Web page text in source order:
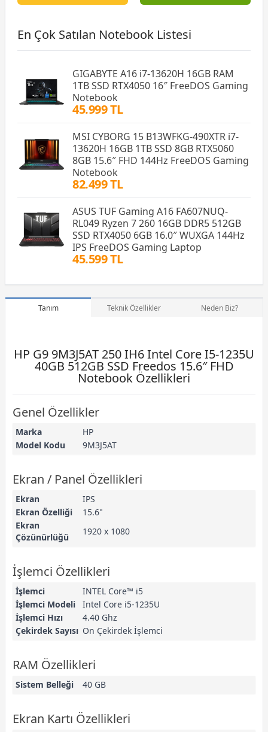
En Çok Satılan Notebook Listesi
GIGABYTE A16 i7-13620H 16GB RAM
1TB SSD RTX4050 16″ FreeDOS Gaming
Notebook
45.999 TL
MSI CYBORG 15 B13WFKG-490XTR i7-
13620H 16GB 1TB SSD 8GB RTX5060
8GB 15.6″ FHD 144Hz FreeDOS Gaming
Notebook
82.499 TL
ASUS TUF Gaming A16 FA607NUQ-
RL049 Ryzen 7 260 16GB DDR5 512GB
SSD RTX4050 6GB 16.0″ WUXGA 144Hz
IPS FreeDOS Gaming Laptop
45.599 TL
Tanım Teknik Özellikler Neden Biz?
HP G9 9M3J5AT 250 IH6 Intel Core I5-1235U
40GB 512GB SSD Freedos 15.6″ FHD
Notebook Özellikleri
Genel Özellikler
Marka
HP
Model Kodu
9M3J5AT
Ekran / Panel Özellikleri
Ekran
IPS
Ekran Özelliği
15.6"
Ekran
Çözünürlüğü
1920 x 1080
İşlemci Özellikleri
İşlemci
INTEL Core™ i5
İşlemci Modeli
Intel Core i5-1235U
İşlemci Hızı
4.40 Ghz
Çekirdek Sayısı On Çekirdek İşlemci
RAM Özellikleri
Sistem Belleği 40 GB
Ekran Kartı Özellikleri